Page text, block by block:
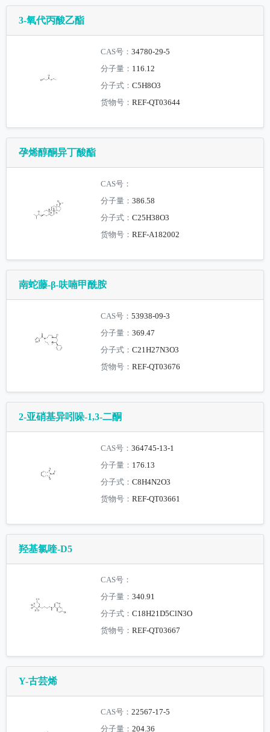
3-氧代丙酸乙酯
CAS号：34780-29-5
分子量： 116.12
分子式：C5H8O3
货物号：REF-QT03644
孕烯醇酮异丁酸酯
CAS号：
分子量：386.58
分子式：C25H38O3
货物号：REF-A182002
南蛇藤-β-呋喃甲酰胺
CAS号：53938-09-3
分子量：369.47
分子式：C21H27N3O3
货物号：REF-QT03676
2-亚硝基异吲哚-1,3-二酮
CAS号：364745-13-1
分子量： 176.13
分子式：C8H4N2O3
货物号：REF-QT03661
羟基氯喹-D5
CAS号：
分子量：340.91
分子式：C18H21D5ClN3O
货物号：REF-QT03667
Y-古芸烯
CAS号：22567-17-5
分子量：204.36